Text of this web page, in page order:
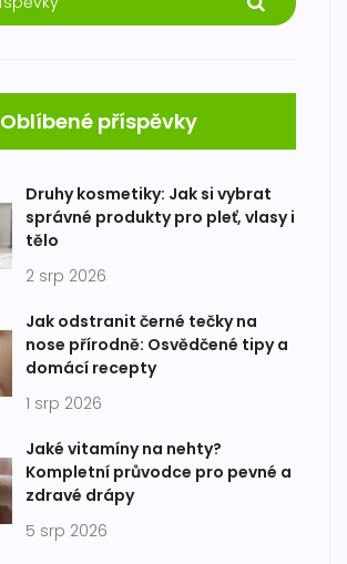
Oblíbené příspěvky
Druhy kosmetiky: Jak si vybrat
správné produkty pro pleť, vlasy i
tělo
2 srp 2026
Jak odstranit černé tečky na
nose přírodně: Osvědčené tipy a
domácí recepty
1 srp 2026
Jaké vitamíny na nehty?
Kompletní průvodce pro pevné a
zdravé drápy
5 srp 2026